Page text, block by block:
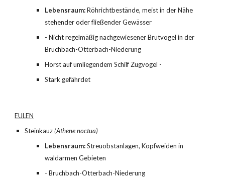
Lebensraum: Röhrichtbestände, meist in der Nähe
stehender oder fließender Gewässer
- Nicht regelmäßig nachgewiesener Brutvogel in der
Bruchbach-Otterbach-Niederung
Horst auf umliegendem Schilf Zugvogel -
Stark gefährdet
EULEN
Steinkauz (Athene noctua)
Lebensraum: Streuobstanlagen, Kopfweiden in
waldarmen Gebieten
- Bruchbach-Otterbach-Niederung